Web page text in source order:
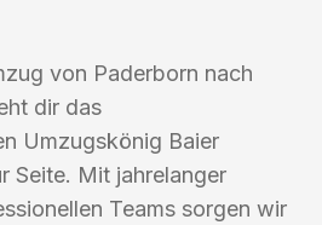
von Paderborn nach
dir das
Umzugskönig Baier
Seite. Mit jahrelanger
Teams sorgen wir